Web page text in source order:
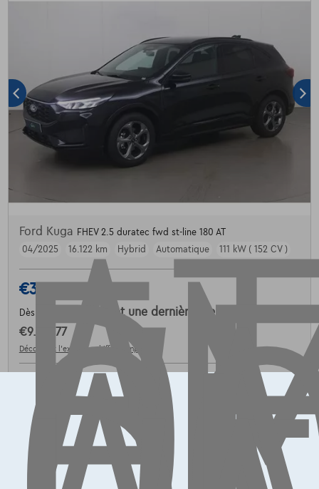
Ford Kuga FHEV 2.5 duratec fwd st-line 180 AT
04/2025
16.122 km Hybrid Automatique 111 kW ( 152 CV )
€30.999
Dès
et une dernière mensualité de
€9.767,77
Découvrez l’exemple chiffré complet
Cardoen.be
Voir le véhicule